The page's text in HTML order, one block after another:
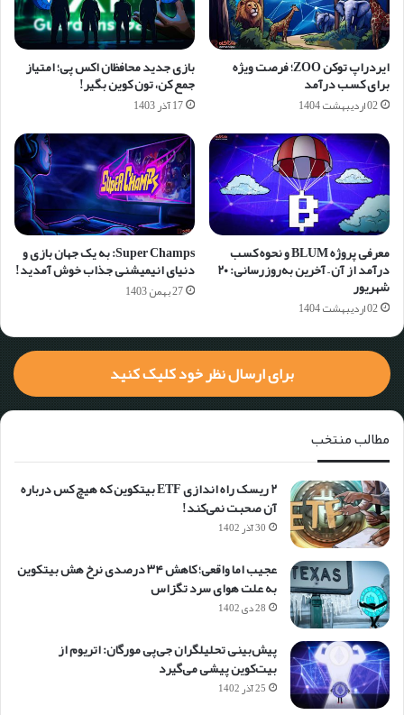
ایردراپ توکن ZOO؛ فرصت ویژه
برای کسب درآمد
02 اردیبهشت 1404
بازی جدید محافظان اکس پی؛ امتیاز
جمع کن، تون کوین بگیر!
17 آذر 1403
معرفی پروژه BLUM و نحوه کسب
درآمد از آن – آخرین به‌روزرسانی: ۲۰
شهریور
02 اردیبهشت 1404
Super Champs: به یک جهان بازی و
دنیای انیمیشنی جذاب خوش آمدید!
27 بهمن 1403
برای ارسال نظر خود کلیک کنید
مطالب منتخب
۲ ریسک راه اندازی ETF بیتکوین که هیچ کس درباره
آن صحبت نمی‌کند!
30 آذر 1402
عجیب اما واقعی؛ کاهش ۳۴ درصدی نرخ هش بیتکوین
به علت هوای سرد تگزاس
28 دی 1402
پیش‌بینی تحلیلگران جی‌پی مورگان: اتریوم از
بیت‌کوین پیشی می‌گیرد
25 آذر 1402